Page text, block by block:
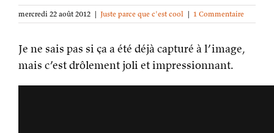
mercredi 22 août 2012 | Juste parce que c'est cool | 1 Commentaire
Je ne sais pas si ça a été déjà capturé à l’image,
mais c’est drôlement joli et impressionnant.